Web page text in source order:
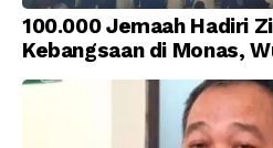
100.000 Jemaah Hadiri
Kebangsaan di Monas,
Kemerdekaan Indonesia